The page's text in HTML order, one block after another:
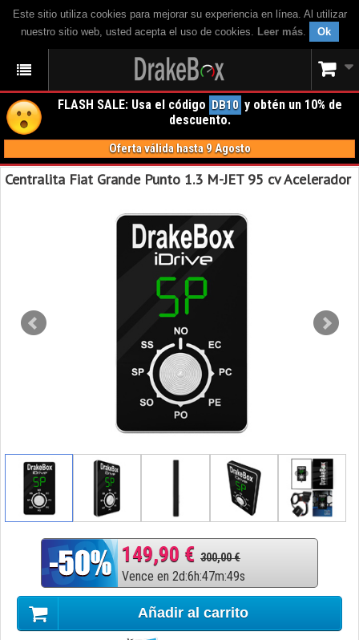
Este sitio utiliza cookies para mejorar su experiencia en línea. Al utilizar
nuestro sitio web, usted acepta el uso de cookies. Leer más. Ok
FLASH SALE: Usa el código DB10 y obtén un 10% de
descuento.
Oferta válida hasta 9 Agosto
Centralita Fiat Grande Punto 1.3 M-JET 95 cv Acelerador
149,90 € 300,00 €
Vence en 2d:6h:47m:48s
Añadir al carrito